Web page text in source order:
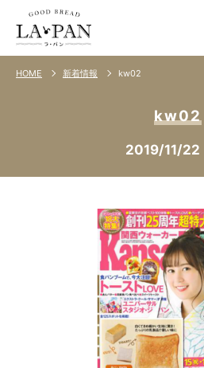
HOME 新着情報 kw02
kw02
2019/11/22